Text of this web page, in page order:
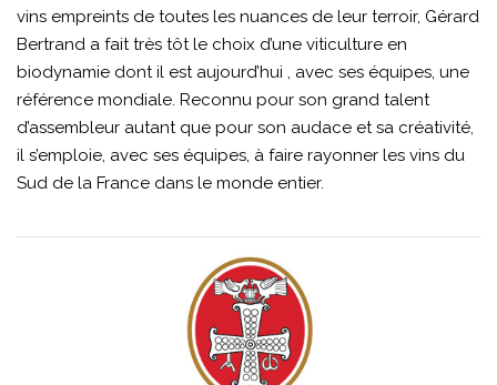
vins empreints de toutes les nuances de leur terroir, Gérard
Bertrand a fait très tôt le choix d’une viticulture en
biodynamie dont il est aujourd’hui , avec ses équipes, une
référence mondiale. Reconnu pour son grand talent
d’assembleur autant que pour son audace et sa créativité,
il s’emploie, avec ses équipes, à faire rayonner les vins du
Sud de la France dans le monde entier.